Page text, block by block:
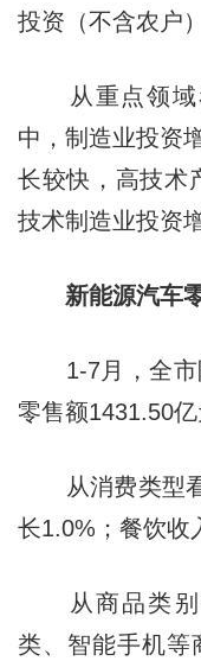
投资（不含农户
从重点领域
中，制造业投资
长较快，高技术
技术制造业投资
新能源汽车
1-7月，全市
零售额1431.50亿
从消费类型看
长1.0%；餐饮收
从商品类别
类、智能手机等